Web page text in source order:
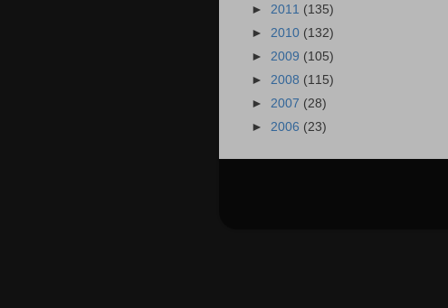
► 2011 (135)
► 2010 (132)
► 2009 (105)
► 2008 (115)
► 2007 (28)
► 2006 (23)